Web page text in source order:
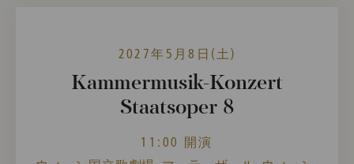
2027年5月8日(土)
Kammermusik-Konzert
Staatsoper 8
11:00 開演